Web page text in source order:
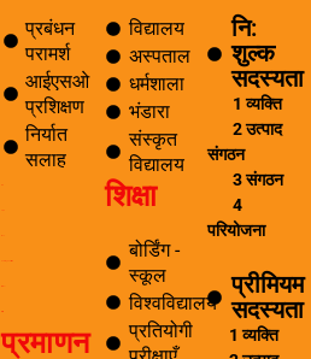
प्रबंधन
परामर्श
आईएसओ
प्रशिक्षण
निर्यात
सलाह
प्रमाणन
विद्यालय
अस्पताल
धर्मशाला
भंडारा
संस्कृत
विद्यालय
शिक्षा
बोर्डिंग -
स्कूल
विश्वविद्यालय
प्रतियोगी
नि:
शुल्क
सदस्यता
1 व्यक्ति
2 उत्पाद
संगठन
3 संगठन
4
परियोजना
प्रीमियम
सदस्यता
1 व्यक्ति